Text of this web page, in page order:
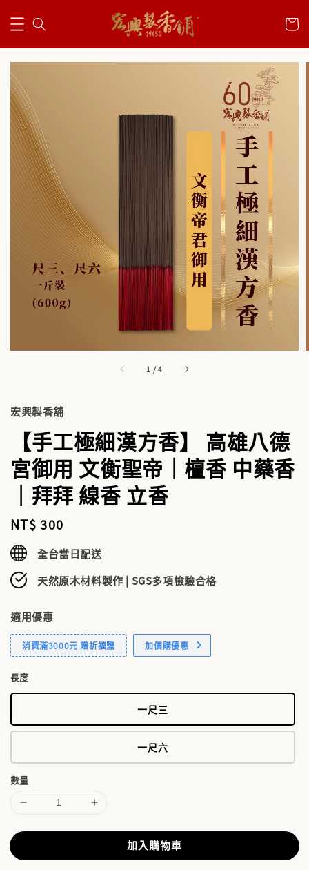
1 /4
宏興製香舖
【手工極細漢方香】 高雄八德
宮御用 文衡聖帝｜檀香 中藥香
｜拜拜 線香 立香
Regular
price
NT$ 300
全台當日配送
天然原木材料製作 | SGS多項檢驗合格
適用優惠
消費滿3000元 贈祈福鹽 加價購優惠
長度
一尺三
一尺六
數量
加入購物車